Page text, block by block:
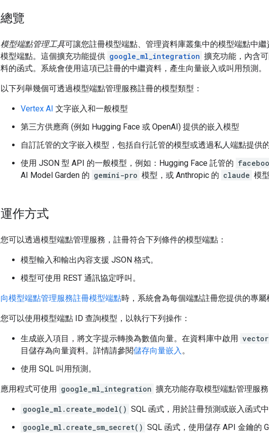
總覽
模型端點管理工具可讓您註冊模型端點、管理資料庫叢集中的模型端點中
模型端點。這個擴充功能提供 google_ml_integration 擴充功能，內含
料的函式。系統會使用這項已註冊的中繼資料，產生向量嵌入或叫用預測。
以下列舉幾個可透過模型端點管理服務註冊的模型類型：
Vertex AI 文字嵌入和一般模型
第三方供應商 (例如 Hugging Face 或 OpenAI) 提供的嵌入模型
自訂託管的文字嵌入模型，包括自行託管的模型或透過私人端點提供
使用 JSON 型 API 的一般模型，例如：Hugging Face 託管的
AI Model Garden 的 gemini-pro 模型，或 Anthropic 的 claude 模型
運作方式
您可以透過模型端點管理服務，註冊符合下列條件的模型端點：
模型輸入和輸出內容支援 JSON 格式。
模型可使用 REST 通訊協定呼叫。
向模型端點管理服務註冊模型端點時，系統會為每個端點註冊您提供的專屬
您可以使用模型端點 ID 查詢模型，以執行下列操作：
生成嵌入項目，將文字提示轉換為數值向量。在資料庫中啟用 vector
目儲存為向量資料。詳情請參閱儲存向量嵌入。
使用 SQL 叫用預測。
應用程式可使用 google_ml_integration 擴充功能存取模型端點管理服
google_ml.create_model() SQL 函式，用於註冊預測或嵌入函式
google_ml.create_sm_secret() SQL 函式，使用儲存 API 金鑰的